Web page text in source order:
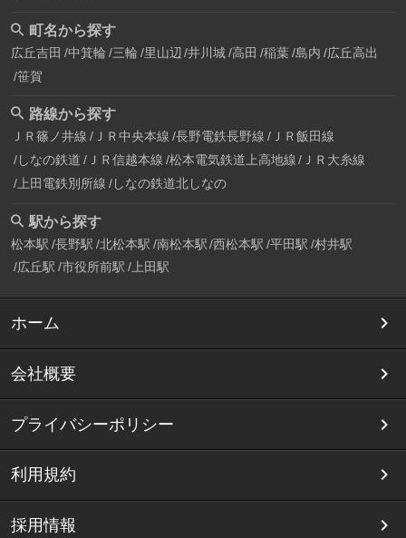
町名から探す
広丘吉田 中箕輪 三輪 里山辺 井川城 高田 稲葉 島内 広丘高出
笹賀
路線から探す
ＪＲ篠ノ井線 ＪＲ中央本線 長野電鉄長野線 ＪＲ飯田線
しなの鉄道 ＪＲ信越本線 松本電気鉄道上高地線
ＪＲ大糸線
上田電鉄別所線 しなの鉄道北しなの
駅から探す
松本駅 長野駅 北松本駅 南松本駅 西松本駅 平田駅 村井駅
広丘駅 市役所前駅 上田駅
ホーム
会社概要
プライバシーポリシー
利用規約
採用情報